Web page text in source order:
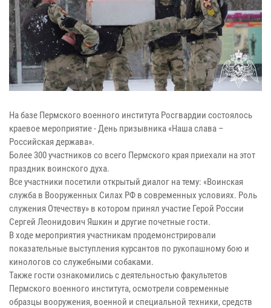
На базе Пермского военного института Росгвардии состоялось
краевое мероприятие - День призывника «Наша слава –
Российская держава».
Более 300 участников со всего Пермского края приехали на этот
праздник воинского духа.
Все участники посетили открытый диалог на тему: «Воинская
служба в Вооруженных Силах РФ в современных условиях. Роль
служения Отечеству» в котором принял участие Герой России
Сергей Леонидович Яшкин и другие почетные гости.
В ходе мероприятия участникам продемонстрировали
показательные выступления курсантов по рукопашному бою и
кинологов со служебными собаками.
Также гости ознакомились с деятельностью факультетов
Пермского военного института, осмотрели современные
образцы вооружения, военной и специальной техники, средств